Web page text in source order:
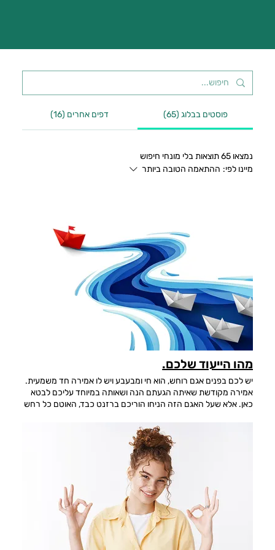
פוסטים בבלוג (65) דפים אחרים (16)
נמצאו 65 תוצאות בלי מונחי חיפוש
מיינו לפי: ההתאמה הטובה ביותר
מהו הייעוד שלכם.
יש לכם בפנים אגם רוחש, הוא חי ומבעבע ויש לו אמירה חד משמעית.
אמירה מקודשת שאיתה הגעתם הנה ושאותה במיוחד עליכם לבטא
כאן. אלא שעל האגם הזה הניחו הוריכם ברזנט כבד, האוטם כל רחש
זאת בית הספר, הצבא, התרבות העכשווית וכל מה שעיצב את
אישיותכם. זה היה יכול להיות בסדר לולא החזיק האגם הזה
במשמעות היחידה למסע הקצוב שאותו הגעתם הנה לעשות. זה אשר
למענו בחרתם את ההורים המתאימים, כרתתם הסכמים עם שלל
דמויות והצבתם לעצמכם רשימת מטרות שתקפיץ אתכם במרחב
המוזהב לרמות של סיפוק שלא יתוארו. זה שלמענו טרחתם ורקמתם
דמות ואיתה נכנסתם לתעלת הלידה המדויקת שנועדה להביאכם
הלום. מי שמבין בפנימיותו העמוקה, לאור האמור פה, שהינו בין
מחטיאי המטרה, ישנם מעשים אקטיביים שכדאי שכבר יעשה כדי
לצאת משנתו העמוקה. ראשית, שיקדיש ברמה יומיומית לדבר שהוא
מתמלא מעשייתו, בלי הסברים מיותרים ובלי שאלות. שנית, שיתחיל